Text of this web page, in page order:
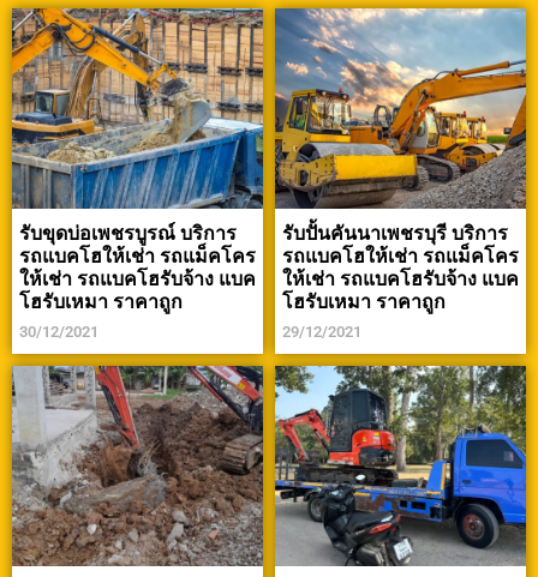
รับขุดบ่อเพชรบูรณ์ บริการ
รถแบคโฮให้เช่า รถแม็คโคร
ให้เช่า รถแบคโฮรับจ้าง แบค
โฮรับเหมา ราคาถูก
30/12/2021
รับปั้นคันนาเพชรบุรี บริการ
รถแบคโฮให้เช่า รถแม็คโคร
ให้เช่า รถแบคโฮรับจ้าง แบค
โฮรับเหมา ราคาถูก
29/12/2021